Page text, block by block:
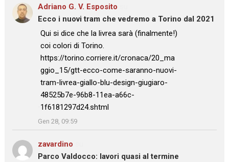
Adriano G. V. Esposito
Ecco i nuovi tram che vedremo a Torino dal 2021
: “
Qui si dice che la livrea sarà (finalmente!)
coi colori di Torino.
https://torino.corriere.it/cronaca/20_ma
ggio_15/gtt-ecco-come-saranno-nuovi-
tram-livrea-giallo-blu-design-giugiaro-
48525b7e-96b8-11ea-a66c-
1f6181297d24.shtml
Gen 28, 09:59
zavardino
Parco Valdocco: lavori quasi al termine